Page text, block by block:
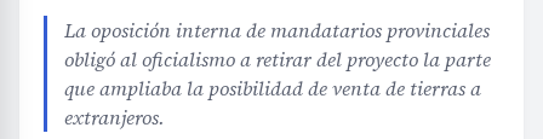
La oposición interna de mandatarios provinciales
obligó al oficialismo a retirar del proyecto la parte
que ampliaba la posibilidad de venta de tierras a
extranjeros.